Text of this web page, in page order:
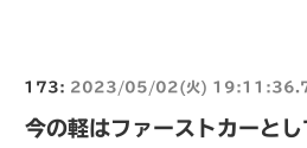
173: 2023/05/02(火)
今の軽はファーストカーと